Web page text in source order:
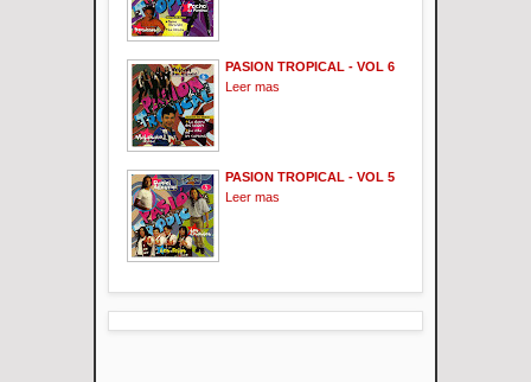
PASION TROPICAL - VOL 6
Leer mas
PASION TROPICAL - VOL 5
Leer mas